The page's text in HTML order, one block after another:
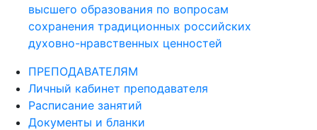
высшего образования по вопросам
сохранения традиционных российских
духовно-нравственных ценностей
ПРЕПОДАВАТЕЛЯМ
Личный кабинет преподавателя
Расписание занятий
Документы и бланки